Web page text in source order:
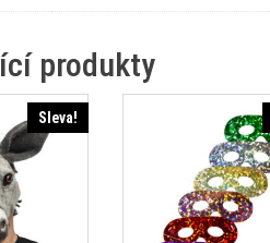
produkty
Sleva!